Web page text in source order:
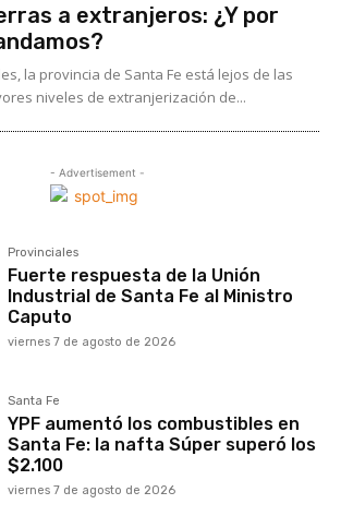
a extranjeros: ¿Y por
la provincia de Santa Fe está lejos de las
niveles de extranjerización de...
- Advertisement -
Provinciales
Fuerte respuesta de la Unión
Industrial de Santa Fe al Ministro
Caputo
viernes 7 de agosto de 2026
Santa Fe
YPF aumentó los combustibles en
Santa Fe: la nafta Súper superó los
$2.100
viernes 7 de agosto de 2026